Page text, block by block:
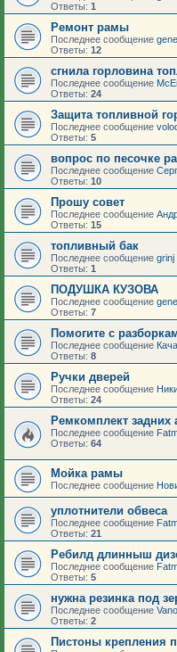
Ответы: 1
Ремонт рамы
Последнее сообщение
Ответы: 12
сгнила горловина
Последнее сообщение
Ответы: 24
Защита топливной
Последнее сообщение
Ответы: 5
вопрос по песочке
Последнее сообщение
Ответы: 10
Прошу совет
Последнее сообщение
Ответы: 15
топливный бак
Последнее сообщение grinj
Ответы: 1
ПОДУШКА КУЗОВА
Последнее сообщение
Ответы: 7
Помогите с
Последнее сообщение
Ответы: 8
Ручки дверей
Последнее сообщение
Ответы: 24
Ремкомплект задних
Последнее сообщение
Ответы: 64
Мойка рамы
Последнее сообщение
уплотнители обвеса
Последнее сообщение
Ответы: 21
Ребилд длинныш
Последнее сообщение
Ответы: 5
нужна резинка под
Последнее сообщение
Ответы: 2
Пистоны крепления